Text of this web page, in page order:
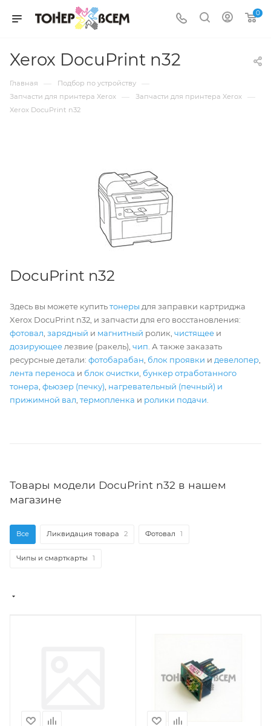
0
Xerox DocuPrint n32
Главная — Подбор по устройству —
Запчасти для принтера Xerox — Запчасти для принтера Xerox —
Xerox DocuPrint n32
DocuPrint n32
Здесь вы можете купитьтонеры для заправки картриджа
Xerox DocuPrint n32, и запчасти для его восстановления:
фотовал зарядный и магнитный ролик, чистящее и
дозирующее лезвие (ракель), чип . А также заказать
ресурсные детали: фотобарабан блок проявки и девелопер
лента переноса и блок очистки бункер отработанного
тонера фьюзер (печку) нагревательный (печный) и
прижимной вал термопленка и ролики подачи
Товары модели DocuPrint n32 в нашем
магазине
Все Ликвидация товара 2 Фотовал 1
Чипы и смарткарты 1